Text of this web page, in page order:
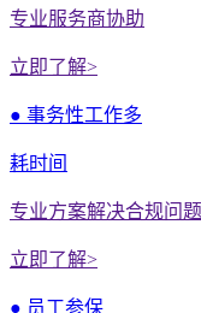
专业服务商协助
立即了解>
● 事务性工作多
耗时间
专业方案解决合规问题
立即了解>
● 员工参保